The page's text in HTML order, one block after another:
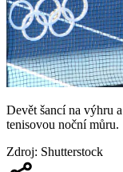
Devět šancí na výhru
tenisovou noční můru.
Zdroj: Shutterstock